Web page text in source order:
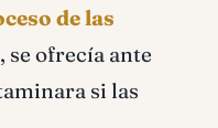
de las
se ofrecía ante
si las